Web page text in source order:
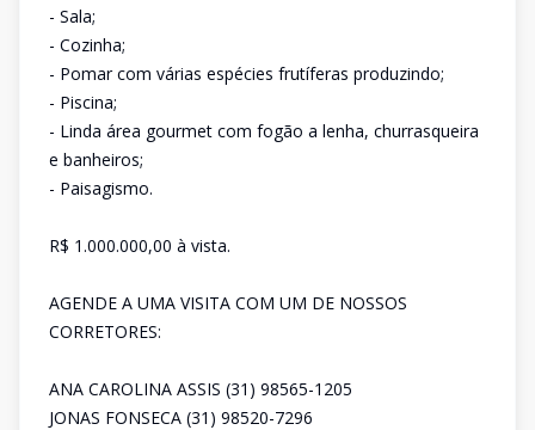
- Sala;
- Cozinha;
- Pomar com várias espécies frutíferas produzindo;
- Piscina;
- Linda área gourmet com fogão a lenha, churrasqueira
e banheiros;
- Paisagismo.
R$ 1.000.000,00 à vista.
AGENDE A UMA VISITA COM UM DE NOSSOS
CORRETORES:
ANA CAROLINA ASSIS (31) 98565-1205
JONAS FONSECA (31) 98520-7296